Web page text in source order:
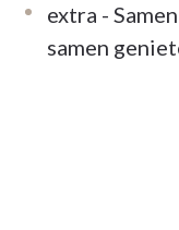
extra -
samen